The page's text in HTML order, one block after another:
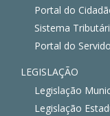
Portal do
Sistema
Portal do
LEGISLAÇÃO
Legislação
Legislação